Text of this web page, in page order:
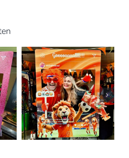
Thriller op het
Plein